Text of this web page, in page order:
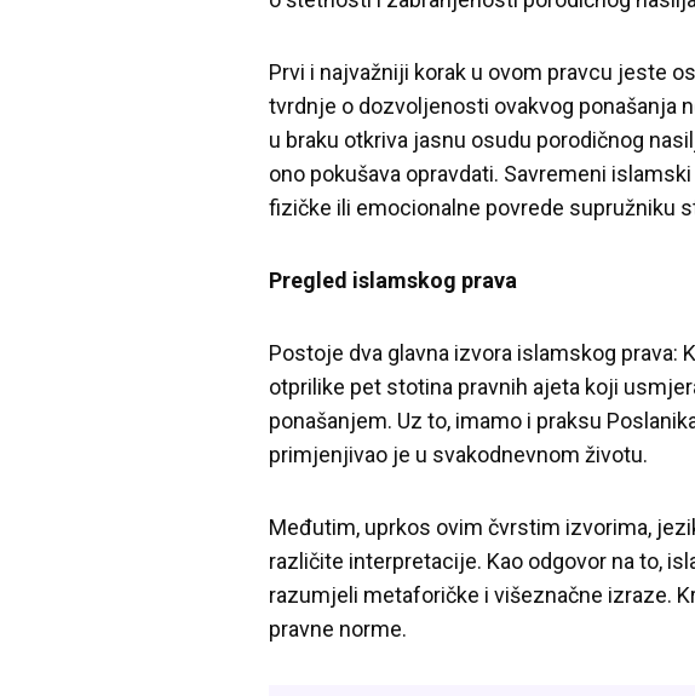
Prvi i najvažniji korak u ovom pravcu jeste
tvrdnje o dozvoljenosti ovakvog ponašanja
u braku otkriva jasnu osudu porodičnog
ono pokušava opravdati. Savremeni
fizičke ili emocionalne povrede supružniku
Pregled islamskog prava
Postoje dva glavna izvora islamskog prava:
otprilike pet stotina pravnih ajeta koji
ponašanjem. Uz to, imamo i praksu
primjenjivao je u svakodnevnom životu.
Međutim, uprkos ovim čvrstim izvorima,
različite interpretacije. Kao odgovor na to,
razumjeli metaforičke i višeznačne izraze.
pravne norme.